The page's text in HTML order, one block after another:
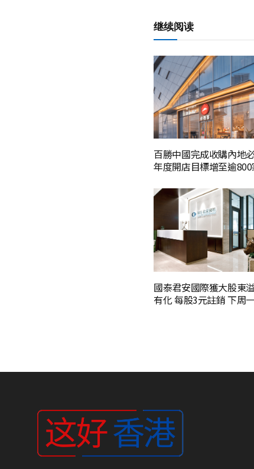
继续阅读
百勝中國完成收購內地
年度開店目標增至逾800
國泰君安國際獲大股東
有化 每股3元註銷 下周